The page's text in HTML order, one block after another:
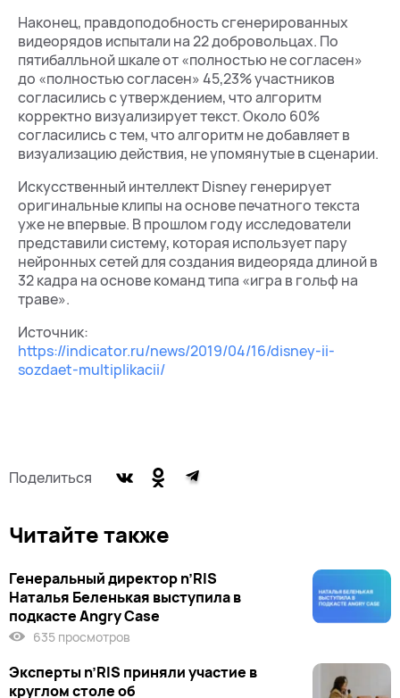
Наконец, правдоподобность сгенерированных
видеорядов испытали на 22 добровольцах. По
пятибалльной шкале от «полностью не согласен»
до «полностью согласен» 45,23% участников
согласились с утверждением, что алгоритм
корректно визуализирует текст. Около 60%
согласились с тем, что алгоритм не добавляет в
визуализацию действия, не упомянутые в сценарии.
Искусственный интеллект Disney генерирует
оригинальные клипы на основе печатного текста
уже не впервые. В прошлом году исследователи
представили систему, которая использует пару
нейронных сетей для создания видеоряда длиной в
32 кадра на основе команд типа «игра в гольф на
траве».
Источник:
https://indicator.ru/news/2019/04/16/disney-ii-
sozdaet-multiplikacii/
Поделиться
Читайте также
Генеральный директор n’RIS
Наталья Беленькая выступила в
подкасте Angry Case
635 просмотров
Эксперты n’RIS приняли участие в
круглом столе об